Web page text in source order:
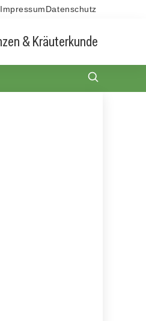
Impressum Datenschutz
& Kräuterkunde